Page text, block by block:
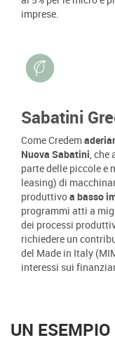
imprese.
Sabatini
Come Credem
Nuova Sabatini, che
parte delle piccole e
leasing) di
produttivoa basso
programmi atti a
dei processi
richiedere un
del Made in Italy
interessi sui
UN